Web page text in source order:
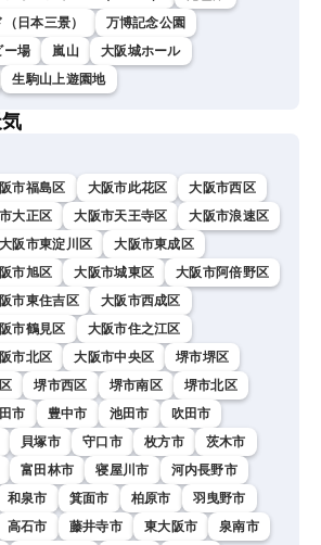
日本三景）
万博記念公園
ー場
嵐山
大阪城ホール
生駒山上遊園地
市福島区 大阪市此花区
大阪市西区
大正区 大阪市天王寺区
大阪市浪速区
大阪市東淀川区
大阪市東成区
市旭区 大阪市城東区
大阪市阿倍野区
市東住吉区
大阪市西成区
市鶴見区
大阪市住之江区
市北区 大阪市中央区
堺市堺区
堺市西区 堺市南区
堺市北区
市 豊中市 池田市
吹田市
貝塚市 守口市 枚方市
茨木市
富田林市 寝屋川市
河内長野市
和泉市 箕面市 柏原市
羽曳野市
高石市 藤井寺市 東大阪市
泉南市